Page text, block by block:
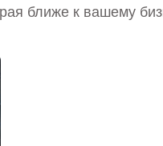
ближе к вашему